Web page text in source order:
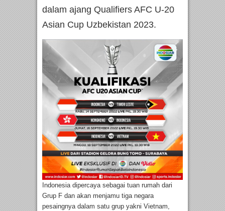
dalam ajang Qualifiers AFC U-20
Asian Cup Uzbekistan 2023.
Indonesia dipercaya sebagai tuan rumah dari
Grup F dan akan menjamu tiga negara
pesaingnya dalam satu grup yakni Vietnam,